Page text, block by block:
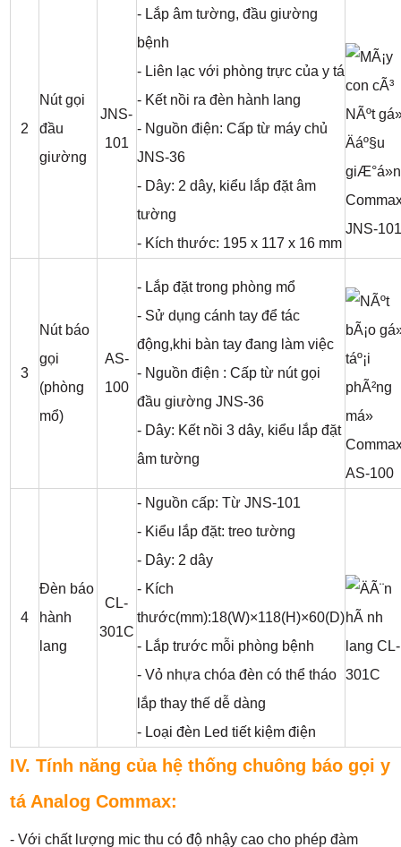
2
Nút gọi
đầu
giường
JNS-
101
- Lắp âm tường, đầu giường
bệnh
- Liên lạc với phòng trực của y tá
- Kết nồi ra đèn hành lang
- Nguồn điện: Cấp từ máy chủ
JNS-36
- Dây: 2 dây, kiểu lắp đặt âm
tường
- Kích thước: 195 x 117 x 16 mm
3
Nút báo
gọi
(phòng
mổ)
AS-
100
- Lắp đặt trong phòng mổ
- Sử dụng cánh tay để tác
động,khi bàn tay đang làm việc
- Nguồn điện : Cấp từ nút gọi
đầu giường JNS-36
- Dây: Kết nồi 3 dây, kiểu lắp đặt
âm tường
4
Đèn báo
hành
lang
CL-
301C
- Nguồn cấp: Từ JNS-101
- Kiểu lắp đặt: treo tường
- Dây: 2 dây
- Kích
thước(mm):18(W)×118(H)×60(D)
- Lắp trước mỗi phòng bệnh
- Vỏ nhựa chóa đèn có thể tháo
lắp thay thế dễ dàng
- Loại đèn Led tiết kiệm điện
IV. Tính năng của hệ thống chuông báo gọi y
tá Analog Commax:
- Với chất lượng mic thu có độ nhậy cao cho phép đàm